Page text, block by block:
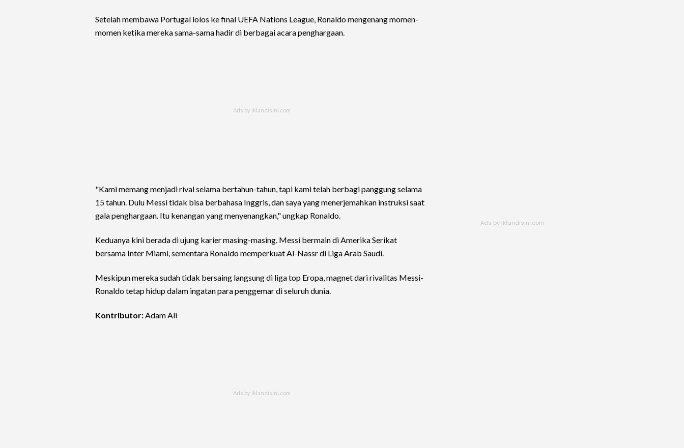
Setelah membawa Portugal lolos ke final UEFA Nations League, Ronaldo mengenang momen-
momen ketika mereka sama-sama hadir di berbagai acara penghargaan.
"Kami memang menjadi rival selama bertahun-tahun, tapi kami telah berbagi panggung selama
15 tahun. Dulu Messi tidak bisa berbahasa Inggris, dan saya yang menerjemahkan instruksi saat
gala penghargaan. Itu kenangan yang menyenangkan," ungkap Ronaldo.
Keduanya kini berada di ujung karier masing-masing. Messi bermain di Amerika Serikat
bersama Inter Miami, sementara Ronaldo memperkuat Al-Nassr di Liga Arab Saudi.
Meskipun mereka sudah tidak bersaing langsung di liga top Eropa, magnet dari rivalitas Messi-
Ronaldo tetap hidup dalam ingatan para penggemar di seluruh dunia.
Kontributor:Adam Ali